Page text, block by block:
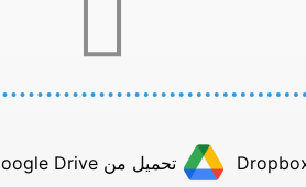
تحميل من Google Drive